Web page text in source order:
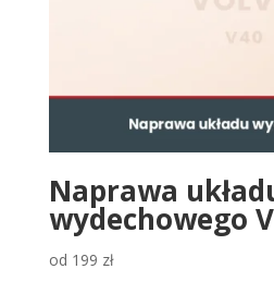
Naprawa
wydechowego
od 199 zł